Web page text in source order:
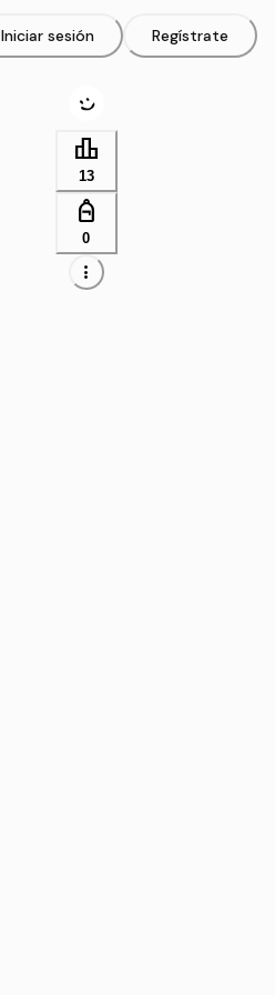
leaderboard
13
personal_bag
0
more_vert
Iniciar sesión Regístrate